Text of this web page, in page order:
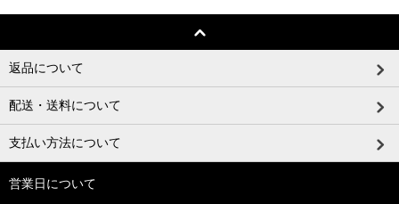
返品について
配送・送料について
支払い方法について
営業日について